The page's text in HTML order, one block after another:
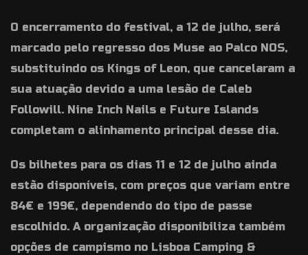
O encerramento do festival, a 12 de julho, será
marcado pelo regresso dos Muse ao Palco NOS,
substituindo os Kings of Leon, que cancelaram a
sua atuação devido a uma lesão de Caleb
Followill. Nine Inch Nails e Future Islands
completam o alinhamento principal desse dia.
Os bilhetes para os dias 11 e 12 de julho ainda
estão disponíveis, com preços que variam entre
84€ e 199€, dependendo do tipo de passe
escolhido. A organização disponibiliza também
opções de campismo no Lisboa Camping &